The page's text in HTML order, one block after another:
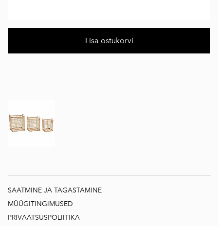
Lisa ostukorvi
SAATMINE JA TAGASTAMINE
MÜÜGITINGIMUSED
PRIVAATSUSPOLIITIKA